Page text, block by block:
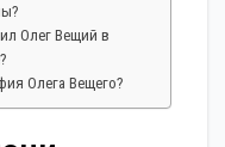
Олег Вещий в
Олега Вещего?